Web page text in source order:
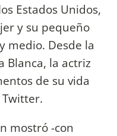
Estados Unidos,
y su pequeño
medio. Desde la
Blanca, la actriz
de su vida
mostró -con